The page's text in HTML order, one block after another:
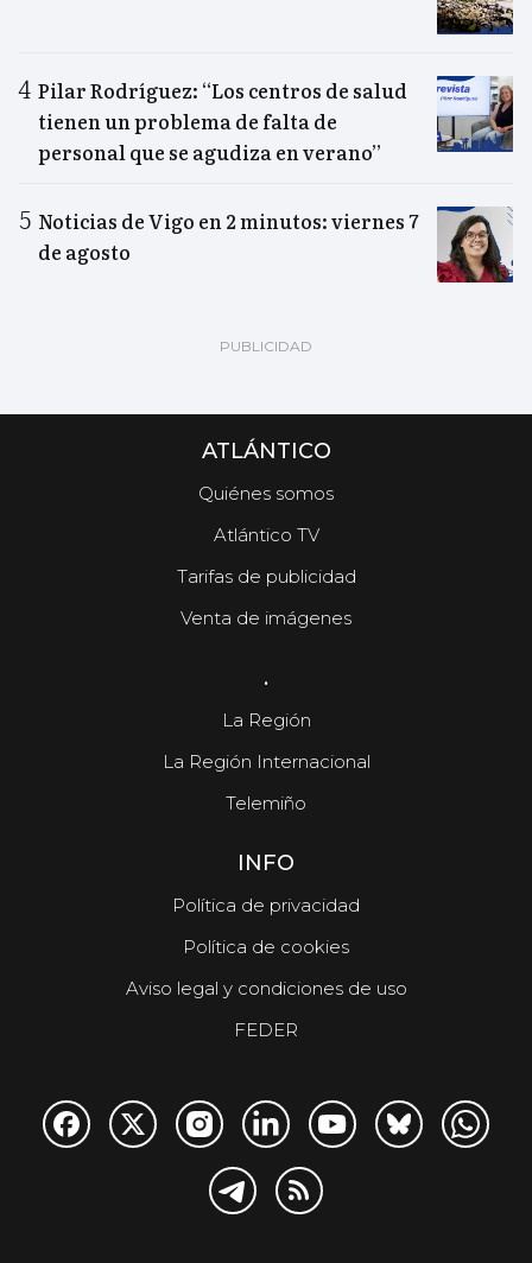
Pilar Rodríguez: “Los centros de salud
tienen un problema de falta de
personal que se agudiza en verano”
Noticias de Vigo en 2 minutos: viernes 7
de agosto
ATLÁNTICO
Quiénes somos
Atlántico TV
Tarifas de publicidad
Venta de imágenes
.
La Región
La Región Internacional
Telemiño
INFO
Política de privacidad
Política de cookies
Aviso legal y condiciones de uso
FEDER